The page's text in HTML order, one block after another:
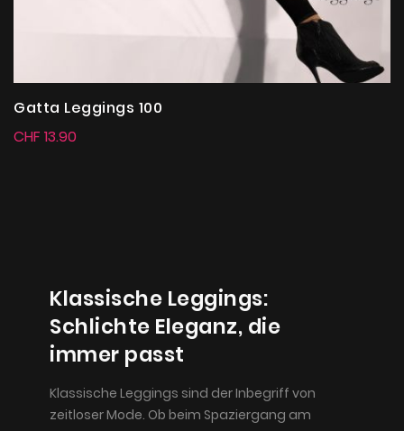
Gatta Leggings 100
CHF 13.90
Klassische Leggings:
Schlichte Eleganz, die
immer passt
Klassische Leggings sind der Inbegriff von
zeitloser Mode. Ob beim Spaziergang am